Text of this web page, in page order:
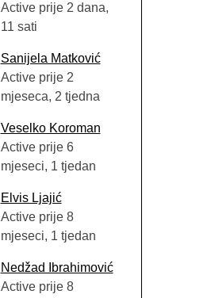
Active prije 2 dana,
11 sati
Sanijela Matković
Active prije 2
mjeseca, 2 tjedna
Veselko Koroman
Active prije 6
mjeseci, 1 tjedan
Elvis Ljajić
Active prije 8
mjeseci, 1 tjedan
Nedžad Ibrahimović
Active prije 8